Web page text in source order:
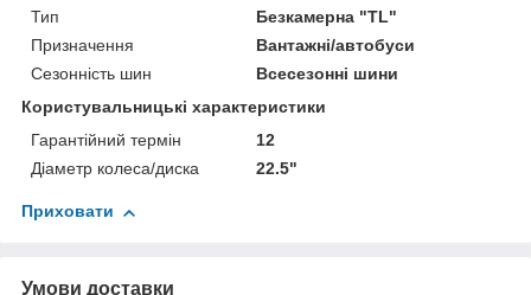
Тип
Безкамерна "TL"
Призначення
Вантажні/автобуси
Сезонність шин
Всесезонні шини
Користувальницькі характеристики
Гарантійний термін
12
Діаметр колеса/диска
22.5"
Приховати
Умови доставки